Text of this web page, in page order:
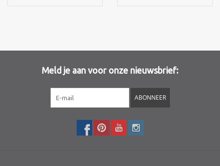
Meld je aan voor onze nieuwsbrief:
ABONNEER